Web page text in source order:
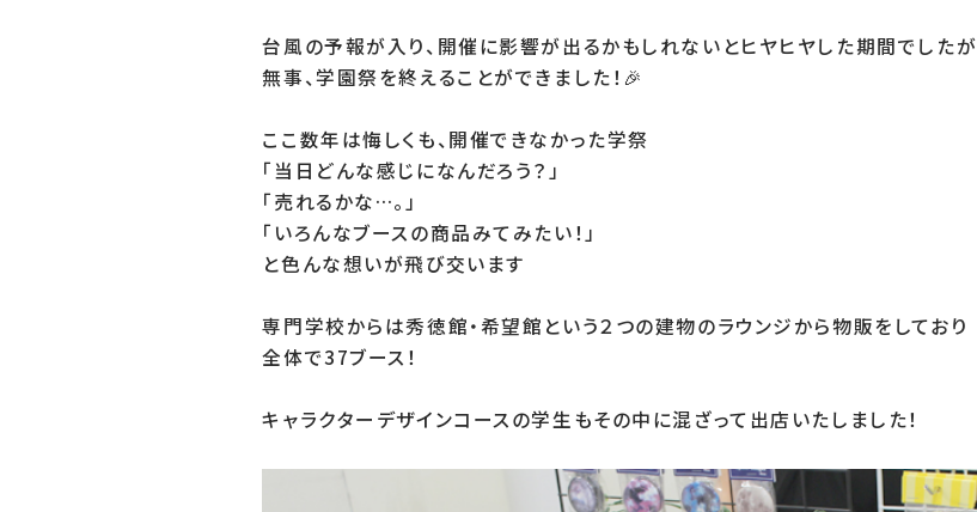
台風の予報が入り、開催に影響が出るかもしれないとヒヤヒヤした期間でしたが
無事、学園祭を終えることができました！🎉
ここ数年は悔しくも、開催できなかった学祭
「当日どんな感じになんだろう？」
「売れるかな…。」
「いろんなブースの商品みてみたい！」
と色んな想いが飛び交います
専門学校からは秀徳館・希望館という２つの建物のラウンジから物販をしており
全体で37ブース！
キャラクターデザインコースの学生もその中に混ざって出店いたしました！